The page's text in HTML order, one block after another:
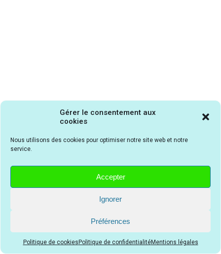
Gérer le consentement aux
cookies
Nous utilisons des cookies pour optimiser notre site web et notre
service.
Accepter
Ignorer
Préférences
Politique de cookies Politique de confidentialitéMentions légales
Un peu de culture ?
Films